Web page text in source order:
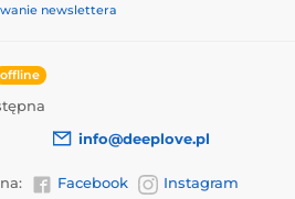
newslettera
offline
info@deeplove.pl
Facebook Instagram